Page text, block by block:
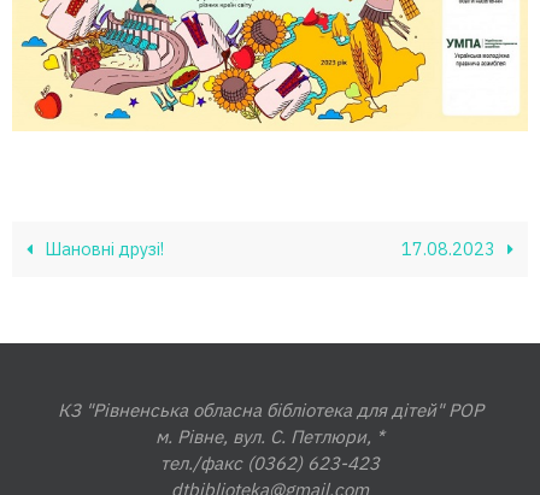
Шановні друзі! 17.08.2023
КЗ "Рівненська обласна бібліотека для дітей" РОР
м. Рівне, вул. С. Петлюри, *
тел./факс (0362) 623-423
dtbiblioteka@gmail.com